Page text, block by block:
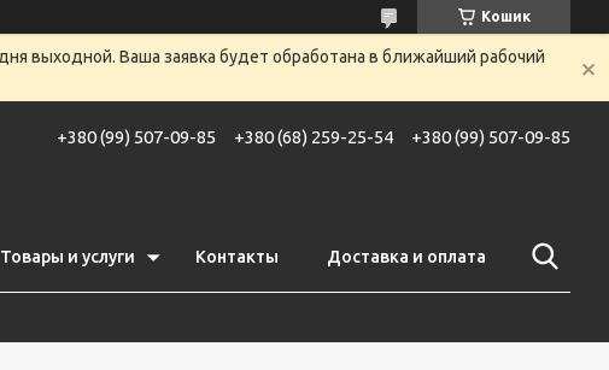
Кошик
выходной. Ваша заявка будет обработана в ближайший рабочий
+380 (99) 507-09-85 +380 (68) 259-25-54 +380 (99) 507-09-85
Товары и услуги Контакты Доставка и оплата